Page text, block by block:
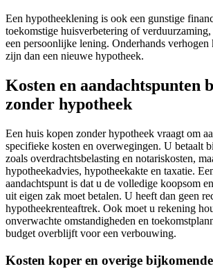
Een hypotheeklening is ook een gunstige
toekomstige huisverbetering of verduurzaming,
een persoonlijke lening. Onderhands
zijn dan een nieuwe hypotheek.
Kosten en aandachtspunten
zonder hypotheek
Een huis kopen zonder hypotheek vraagt om
specifieke kosten en overwegingen. U betaalt
zoals overdrachtsbelasting en notariskosten,
hypotheekadvies, hypotheekakte en taxatie.
aandachtspunt is dat u de volledige koopsom
uit eigen zak moet betalen. U heeft dan geen
hypotheekrenteaftrek. Ook moet u rekening
onverwachte omstandigheden en
budget overblijft voor een verbouwing.
Kosten koper en overige